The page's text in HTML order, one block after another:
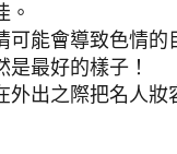
。
可能會導致色情的
是最好的樣子！
外出之際把名人妝